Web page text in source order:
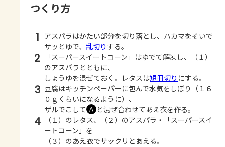
つくり方
1 アスパラはかたい部分を切り落とし、ハカマをそいで
サッとゆで、 乱切りする。
2
「スーパースイートコーン」はゆでて解凍し、（１）
のアスパラとともに、
しょうゆを混ぜておく。レタスは短冊切り にする。
3 豆腐はキッチンペーパーに包んで水気をしぼり（１６
０ｇくらいになるように）、
ザルでこして Ａ と混ぜ合わせてあえ衣を作る。
4
（１）のレタス、（２）のアスパラ・「スーパースイ
ートコーン」を
（３）のあえ衣でサックリとあえる。